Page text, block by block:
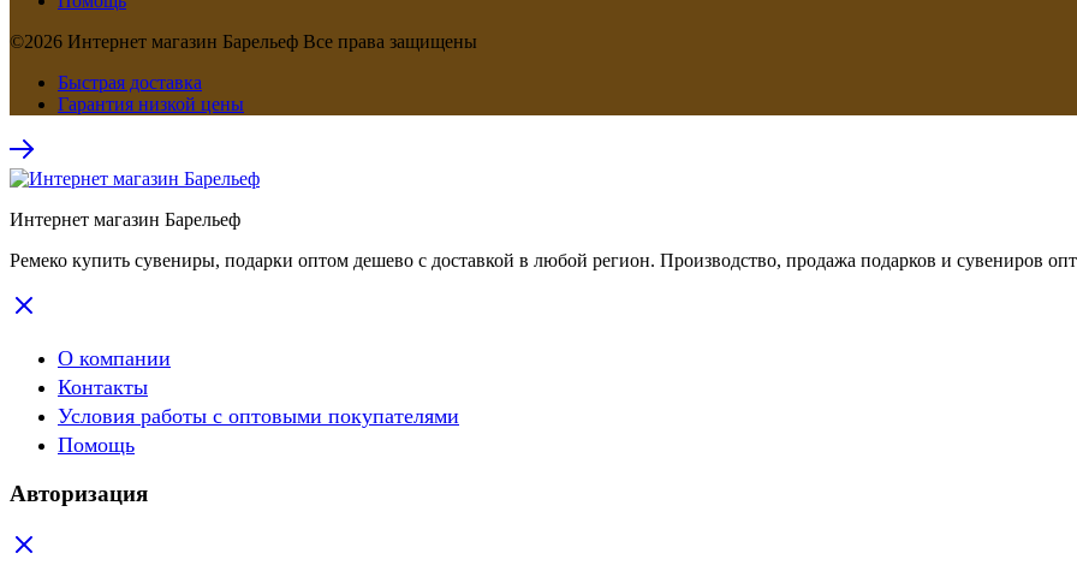
©2026 Интернет магазин Барельеф Все права защищены
Быстрая доставка
Гарантия низкой цены
Интернет магазин Барельеф
Ремеко купить сувениры, подарки оптом дешево с доставкой в любой регион. Производство, продажа подарков и сувениров
О компании
Контакты
Условия работы с оптовыми покупателями
Помощь
Авторизация